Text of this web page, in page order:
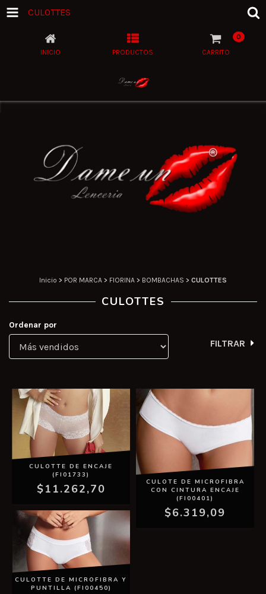
CULOTTES
INICIO PRODUCTOS CARRITO
0
Inicio > POR MARCA > FIORINA > BOMBACHAS > CULOTTES
CULOTTES
Ordenar por
FILTRAR
CULOTTE DE ENCAJE
(FI01733)
$11.262,70
CULOTE DE MICROFIBRA
CON CINTURA ENCAJE
(FI00401)
$6.319,09
CULOTTE DE MICROFIBRA Y
PUNTILLA (FI00450)